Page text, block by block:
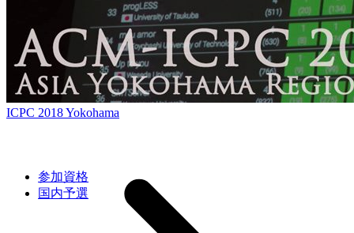
参加資格
国内予選
ICPC 2018 Yokohama